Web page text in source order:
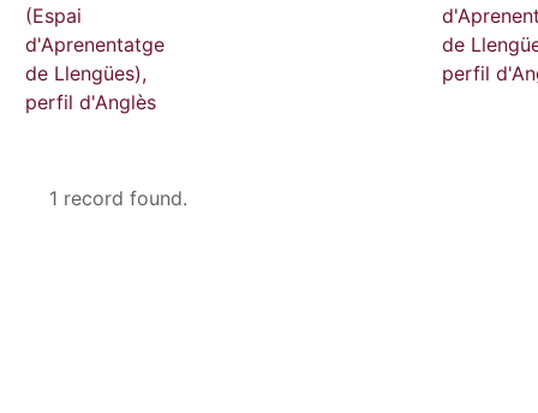
(Espai
d'Aprenentatge
de Llengües),
perfil d'Anglès
de
perfil
1 record found.